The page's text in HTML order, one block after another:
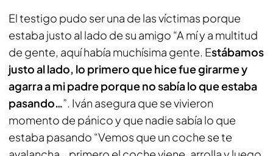
El testigo pudo ser una de las víctimas porque
estaba justo al lado de su amigo “A mí y a multitud
de gente, aquí había muchísima gente. Estábamos
justo al lado, lo primero que hice fue girarme y
agarra a mi padre porque no sabía lo que estaba
pasando…”. Iván asegura que se vivieron
momento de pánico y que nadie sabía lo que
estaba pasando “Vemos que un coche se te